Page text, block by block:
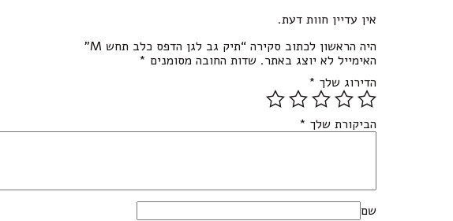
אין עדיין חוות דעת.
היה הראשון לכתוב סקירה “תיק גב לגן הדפס כלב תחש M”
האימייל לא יוצג באתר. שדות החובה מסומנים *
הדירוג שלך *
הביקורת שלך *
שם